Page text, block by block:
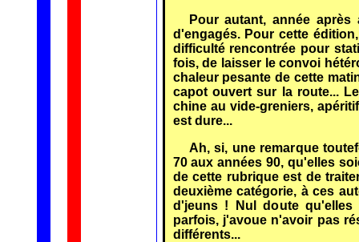
Pour autant, année
d'engagés. Pour cette
difficulté rencontrée pour
fois, de laisser le convoi
chaleur pesante de cette
capot ouvert sur la route...
chine au vide-greniers,
est dure...
Ah, si, une remarque
70 aux années 90, qu'elles
de cette rubrique est de
deuxième catégorie, à ces
d'jeuns ! Nul doute qu'elles
parfois, j'avoue n'avoir pas
différents...